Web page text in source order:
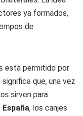
ya formados,
de
está permitido por
que, una vez
sirven para
España, los canjes